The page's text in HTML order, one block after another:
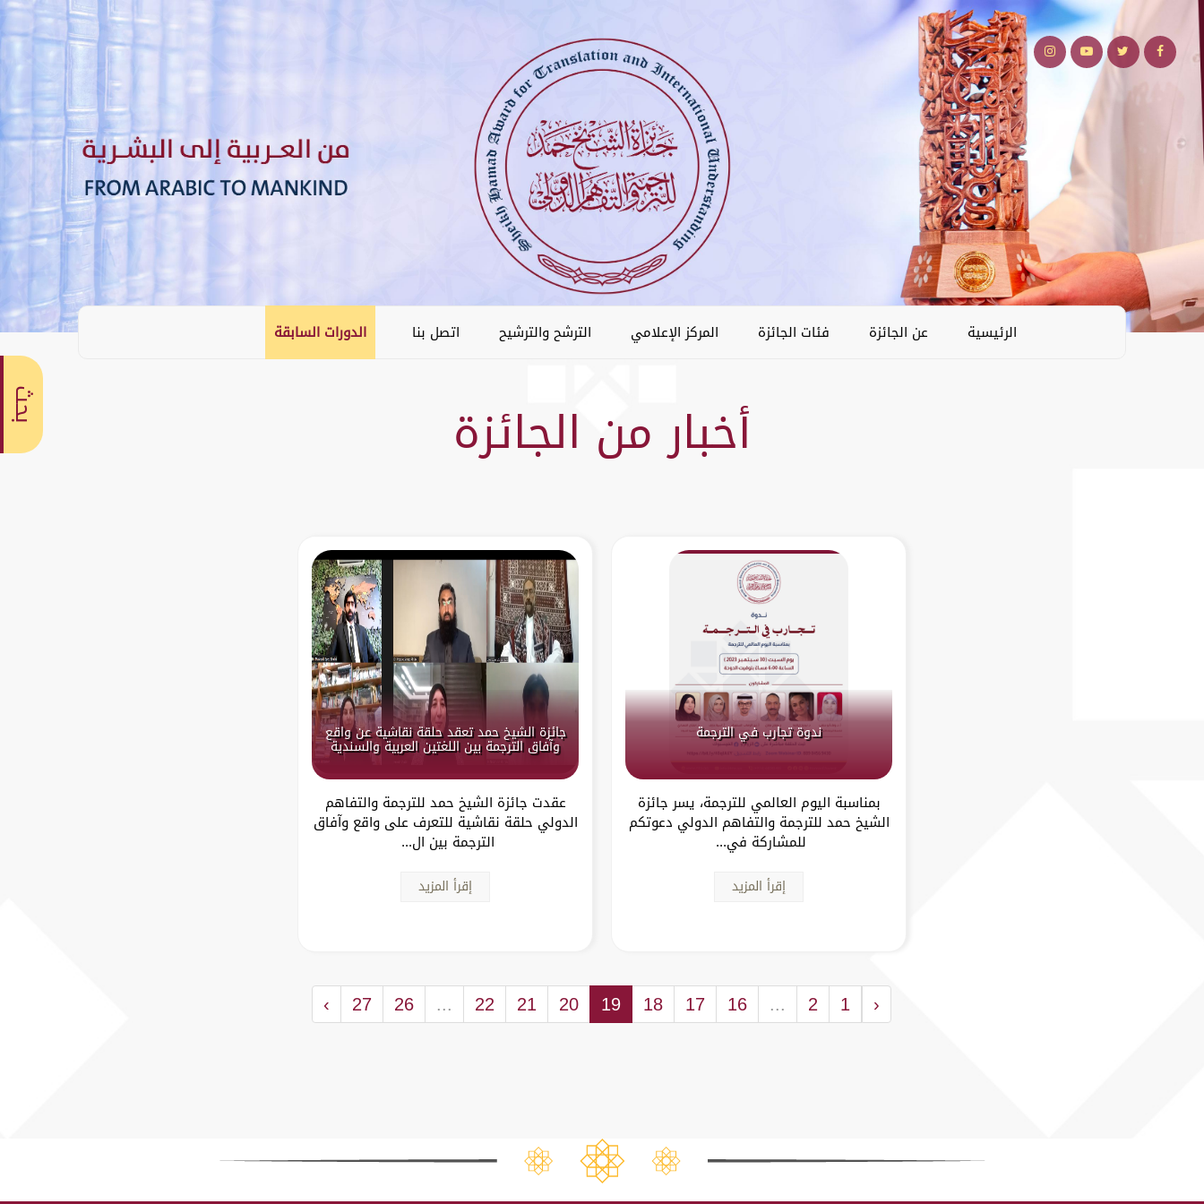
الرئيسية عن الجائزة فئات الجائزة المركز الإعلامي الترشح والترشيح اتصل بنا الدورات السابقة
أخبار من الجائزة
ندوة تجارب في الترجمة
بمناسبة اليوم العالمي للترجمة، يسر جائزة
الشيخ حمد للترجمة والتفاهم الدولي دعوتكم
للمشاركة في...
إقرأ المزيد
جائزة الشيخ حمد تعقد حلقة نقاشية عن واقع
وآفاق الترجمة بين اللغتين العربية والسندية
عقدت جائزة الشيخ حمد للترجمة والتفاهم
الدولي حلقة نقاشية للتعرف على واقع وآفاق
الترجمة بين ال...
إقرأ المزيد
‹
1
2
...
16
17
18
19
20
21
22
...
26
27
›
بحث